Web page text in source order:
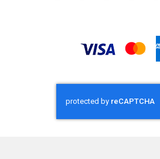
Samsung
Samsung
Samsung República
Samsung